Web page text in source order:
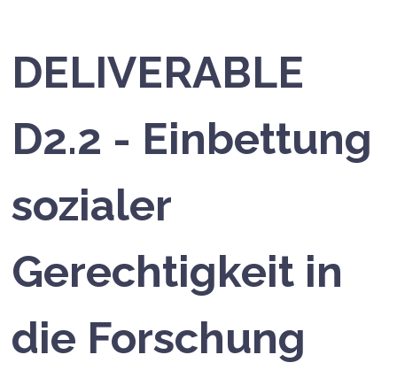
DELIVERABLE
D2.2 - Einbettung
sozialer
Gerechtigkeit in
die Forschung